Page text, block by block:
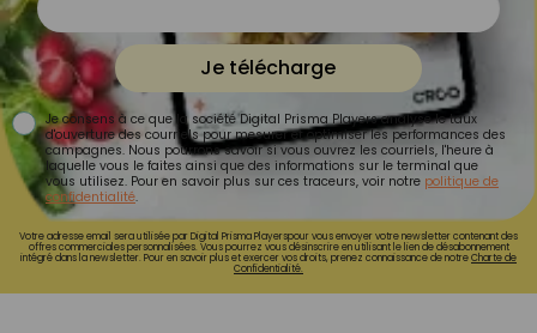
Je télécharge
Je consens à ce que la société Digital Prisma Players analyse le taux
d'ouverture des courriels pour mesurer et optimiser les performances des
campagnes. Nous pourrons savoir si vous ouvrez les courriels, l'heure à
laquelle vous le faites ainsi que des informations sur le terminal que
vous utilisez. Pour en savoir plus sur ces traceurs, voir notre politique de
confidentialité.
Votre adresse email sera utilisée par Digital Prisma Playerspour vous envoyer votre newsletter contenant des
offres commerciales personnalisées. Vous pourrez vous désinscrire en utilisant le lien de désabonnement
intégré dans la newsletter. Pour en savoir plus et exercer vos droits, prenez connaissance de notreCharte de
Confidentialité.